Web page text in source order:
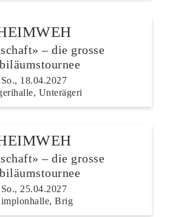
– die grosse
So., 18.04.2027
Unterägeri
– die grosse
So., 25.04.2027
Brig